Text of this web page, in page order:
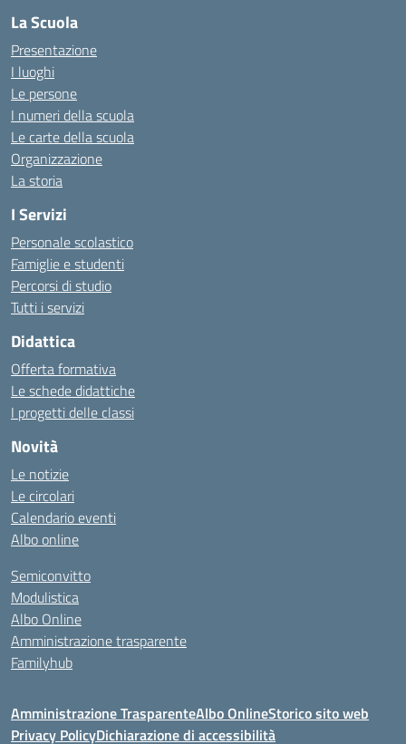
La Scuola
Presentazione
I luoghi
Le persone
I numeri della scuola
Le carte della scuola
Organizzazione
La storia
I Servizi
Personale scolastico
Famiglie e studenti
Percorsi di studio
Tutti i servizi
Didattica
Offerta formativa
Le schede didattiche
I progetti delle classi
Novità
Le notizie
Le circolari
Calendario eventi
Albo online
Semiconvitto
Modulistica
Albo Online
Amministrazione trasparente
Familyhub
Amministrazione TrasparenteAlbo OnlineStorico sito web
Privacy PolicyDichiarazione di accessibilità